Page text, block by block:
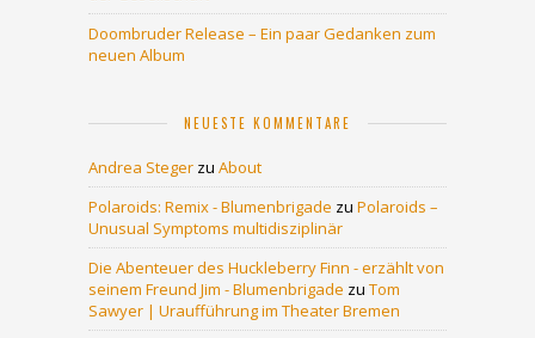
Doombruder Release – Ein paar Gedanken zum
neuen Album
NEUESTE KOMMENTARE
Andrea Steger zu About
Polaroids: Remix - Blumenbrigade zu Polaroids –
Unusual Symptoms multidisziplinär
Die Abenteuer des Huckleberry Finn - erzählt von
seinem Freund Jim - Blumenbrigade zu Tom
Sawyer | Uraufführung im Theater Bremen